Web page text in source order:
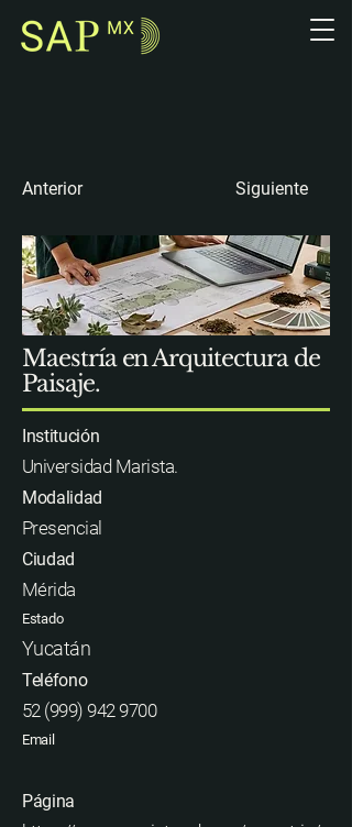
Anterior Siguiente
Maestría en Arquitectura de
Paisaje.
Institución
Universidad Marista.
Modalidad
Presencial
Ciudad
Mérida
Estado
Yucatán
Teléfono
52 (999) 942 9700
Email
Página